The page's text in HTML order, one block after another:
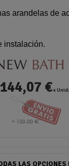
arandelas de
instalación.
144,07 €x
LAS